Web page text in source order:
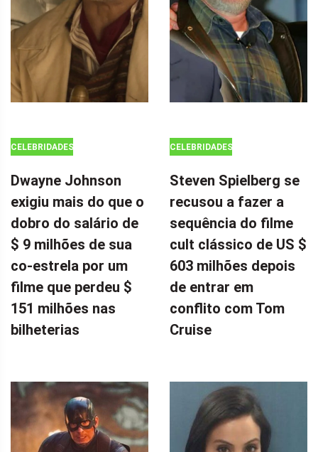
CELEBRIDADES
Dwayne Johnson
exigiu mais do que o
dobro do salário de
$ 9 milhões de sua
co-estrela por um
filme que perdeu $
151 milhões nas
bilheterias
CELEBRIDADES
Steven Spielberg se
recusou a fazer a
sequência do filme
cult clássico de US $
603 milhões depois
de entrar em
conflito com Tom
Cruise